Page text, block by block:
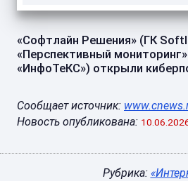
«Софтлайн Решения» (ГК
«Перспективный
«ИнфоТеКС») открыли
Сообщает источник:
Новость опубликована:
Рубрика: